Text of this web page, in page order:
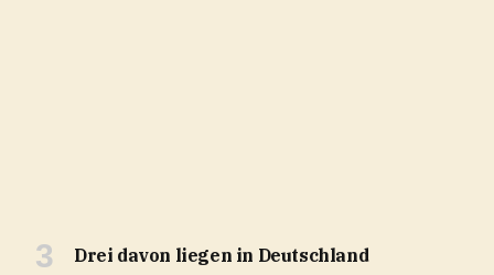
Drei davon liegen in Deutschland